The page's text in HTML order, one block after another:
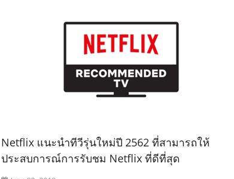
Netflix แนะนำทีวีรุ่นใหม่ปี 2562 ที่สามารถให้
ประสบการณ์การรับชม Netflix ที่ดีที่สุด